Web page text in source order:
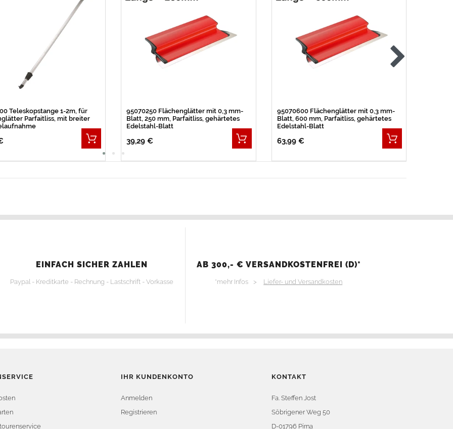
Teleskopstange 1-2m, für
Parfaitliss, mit breiter
95070250 Flächenglätter mit 0,3 mm-
Blatt, 250 mm, Parfaitliss, gehärtetes
Edelstahl-Blatt
39,29 €
95070600 Flächenglätter mit 0,3 mm-
Blatt, 600 mm, Parfaitliss, gehärtetes
Edelstahl-Blatt
63,99 €
EINFACH SICHER ZAHLEN
Paypal - Kreditkarte - Rechnung - Lastschrift - Vorkasse
AB 300,- € VERSANDKOSTENFREI (D)*
*mehr Infos > Liefer- und Versandkosten
IHR KUNDENKONTO
Anmelden
Registrieren
KONTAKT
Fa. Steffen Jost
Söbrigener Weg 50
D-01796 Pirna